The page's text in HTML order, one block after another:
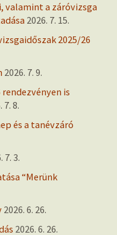
valamint a záróvizsga
2026. 7. 15.
2025/26
2026. 7. 9.
is
7. 8.
és a tanévzáró
7. 3.
“Merünk
2026. 6. 26.
2026. 6. 26.